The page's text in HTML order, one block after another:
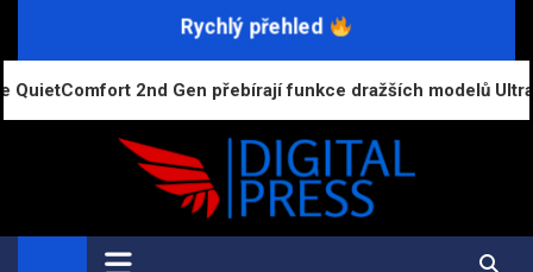
Rychlý přehled
Gen přebírají funkce dražších modelů Ultra
Digital-Press.cz
Kvalitní informace pro každý den